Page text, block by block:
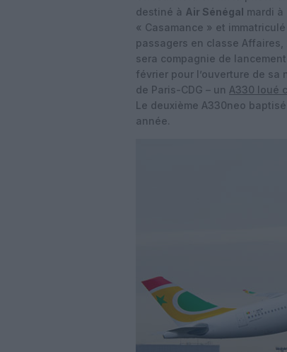
destiné à Air Sénégal mardi
« Casamance » et
passagers en classe Affaires,
sera compagnie de
février pour l’ouverture de sa
de Paris-CDG – un A330 loué
Le deuxième A330neo
année.